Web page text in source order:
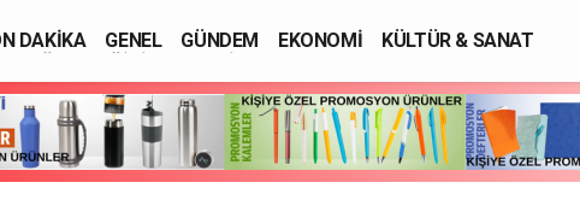
DAKİKA GENEL GÜNDEM EKONOMİ
KÜLTÜR & SANAT